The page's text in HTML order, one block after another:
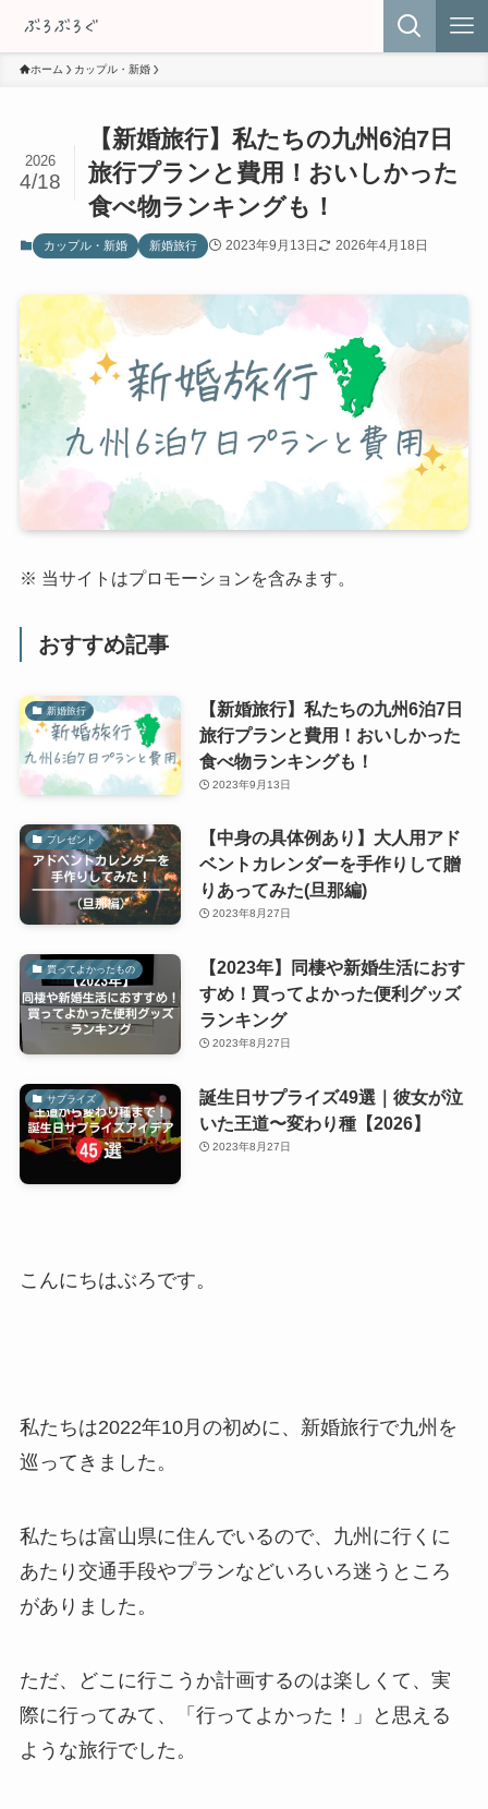
ホーム カップル・新婚
【新婚旅行】私たちの九州6泊7日
旅行プランと費用！おいしかった
食べ物ランキングも！
2026
4/18
カップル・新婚 新婚旅行 2023年9月13日 2026年4月18日
※ 当サイトはプロモーションを含みます。
おすすめ記事
新婚旅行
【新婚旅行】私たちの九州6泊7日
旅行プランと費用！おいしかった
食べ物ランキングも！
2023年9月13日
プレゼント
【中身の具体例あり】大人用アド
ベントカレンダーを手作りして贈
りあってみた(旦那編)
2023年8月27日
買ってよかったもの
【2023年】同棲や新婚生活におす
すめ！買ってよかった便利グッズ
ランキング
2023年8月27日
サプライズ
誕生日サプライズ49選｜彼女が泣
いた王道〜変わり種【2026】
2023年8月27日
こんにちはぶろです。
私たちは2022年10月の初めに、新婚旅行で九州を
巡ってきました。
私たちは富山県に住んでいるので、九州に行くに
あたり交通手段やプランなどいろいろ迷うところ
がありました。
ただ、どこに行こうか計画するのは楽しくて、実
際に行ってみて、「行ってよかった！」と思える
ような旅行でした。